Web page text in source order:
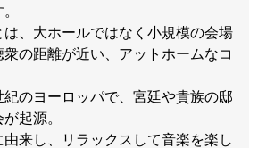
、大ホールではなく小規模の会場
の距離が近い、アットホームなコ
紀のヨーロッパで、宮廷や貴族の邸
起源。
来し、リラックスして音楽を楽し